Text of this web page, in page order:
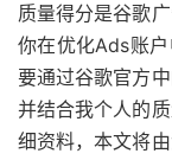
质量得分是谷歌
你在优化Ads账
要通过谷歌官方
并结合我个人的
细资料，本文将